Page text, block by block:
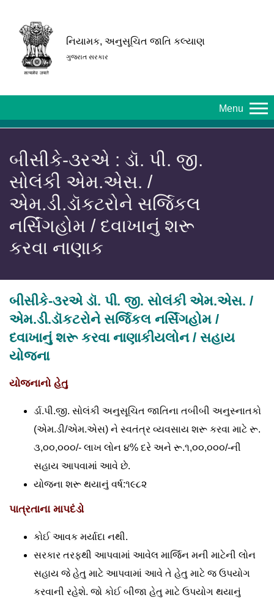
નિયામક, અનુસૂચિત જાતિ કલ્યાણ
ગુજરાત સરકાર
Menu
બીસીકે-૩રએ : ડૉ. પી. જી.
સોલંકી એમ.એસ. /
એમ.ડી.ડૉકટરોને સર્જિકલ
નર્સિંગહોમ / દવાખાનું શરૂ
કરવા નાણાક
બીસીકે-૩રએ ડૉ. પી. જી. સોલંકી એમ.એસ. /
એમ.ડી.ડૉકટરોને સર્જિકલ નર્સિંગહોમ /
દવાખાનું શરૂ કરવા નાણાકીયલોન / સહાય
યોજના
યોજનાનો હેતુ
ર્ડા.પી.જી. સોલંકી અનુસૂચિત જાતિના તબીબી અનુસ્નાતકો
(એમ.ડી/એમ.એસ) ને સ્વતંત્ર વ્યવસાય શરૂ કરવા માટે રૂ.
૩,૦૦,૦૦૦/- લાખ લોન ૪% દરે અને રૂ.૧,૦૦,૦૦૦/-ની
સહાય આપવામાં આવે છે.
યોજના શરૂ થયાનું વર્ષ:૧૯૮૨
પાત્રતાના માપદંડો
કોઈ આવક મર્યાદા નથી.
સરકાર તરફથી આપવામાં આવેલ માર્જિન મની માટેની લોન
સહાય જે હેતુ માટે આપવામાં આવે તે હેતુ માટે જ ઉપયોગ
કરવાની રહેશે. જો કોઈ બીજા હેતુ માટે ઉપયોગ થયાનું